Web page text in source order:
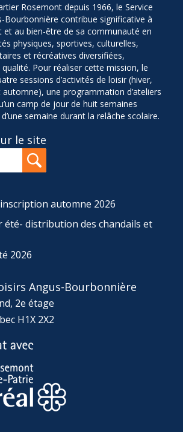
Rosemont depuis 1966, le Service
Bourbonnière contribue significative à
et au bien-être de sa communauté en
physiques, sportives, culturelles,
et récréatives diversifiées,
Pour réaliser cette mission, le
sessions d’activités de loisir (hiver,
une programmation d’ateliers
camp de jour de huit semaines
semaine durant la relâche scolaire.
le site
automne 2026
été- distribution des chandails et
2026
Angus-Bourbonnière
2e étage
H1X 2X2